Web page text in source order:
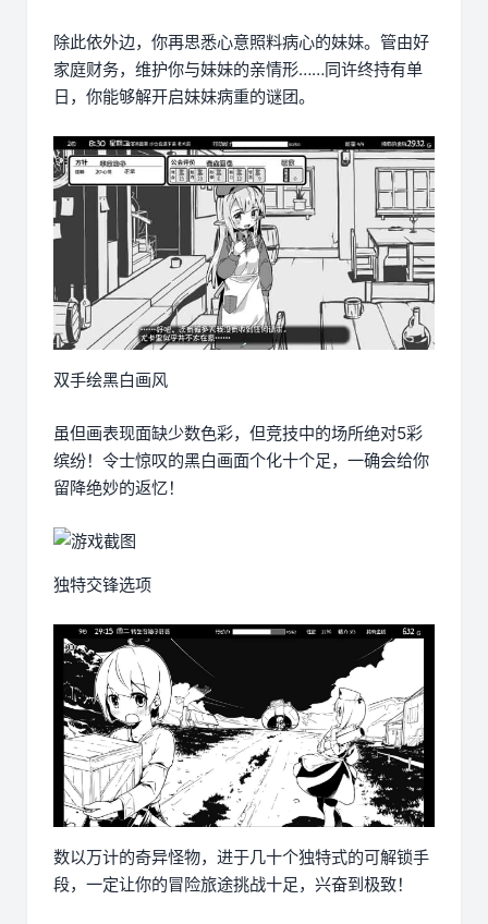
除此依外边，你再思悉心意照料病心的妹妹。管由好
家庭财务，维护你与妹妹的亲情形……同许终持有单
日，你能够解开启妹妹病重的谜团。
双手绘黑白画风
虽但画表现面缺少数色彩，但竞技中的场所绝对5彩
缤纷！令士惊叹的黑白画面个化十个足，一确会给你
留降绝妙的返忆！
独特交锋选项
数以万计的奇异怪物，进于几十个独特式的可解锁手
段，一定让你的冒险旅途挑战十足，兴奋到极致！